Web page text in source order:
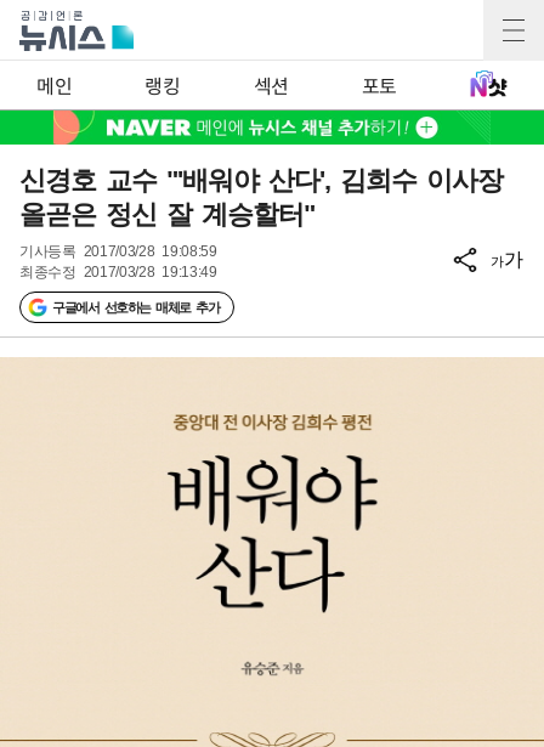
메인 랭킹 섹션 포토
신경호 교수 "'배워야 산다', 김희수 이사장
올곧은 정신 잘 계승할터"
기사등록 2017/03/28 19:08:59
최종수정 2017/03/28 19:13:49
구글에서 선호하는 매체로 추가
가가